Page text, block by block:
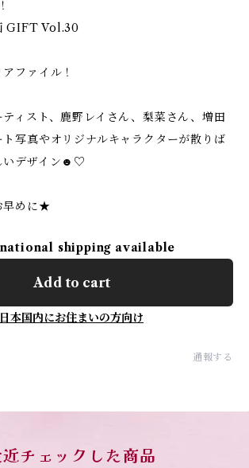
GIFT Vol.30
ファイル！
ティスト、鹿野レイさん、梨菜さん、増田
写真やオリジナルキャラクターが散りば
いデザイン☻♡
早めに★
shipping available
Add to cart
日本国内にお住まいの方向け
通報する
チェックした商品